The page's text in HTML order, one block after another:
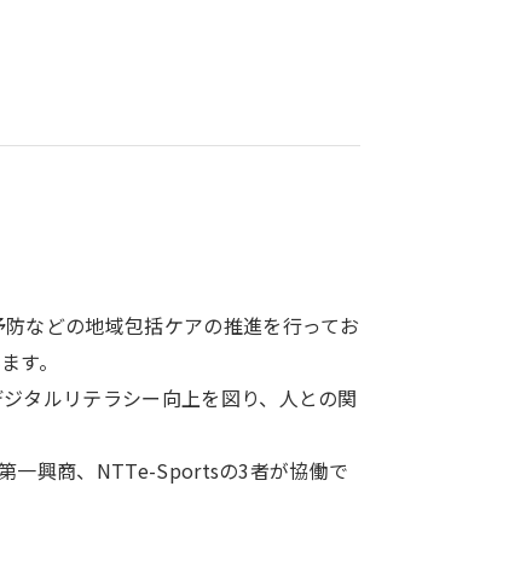
などの地域包括ケアの推進を行ってお
す。
タルリテラシー向上を図り、人との関
一興商、NTTe-Sportsの3者が協働で